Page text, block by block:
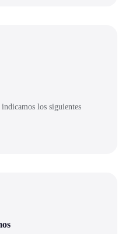
los siguientes